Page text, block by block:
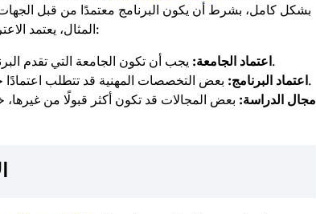
بشكل كامل، بشرط أن يكون البرنامج معتمدًا من قبل الجهات
المثال، يعتمد الاعتراف بشهادات الماجستير المهني على عدة عوامل، منها:
اعتماد الجامعة:يجب أن تكون الجامعة التي تقدم البرنامج معترف بها من قبل وزارة التعليم في الدولة.
اعتماد البرنامج:بعض التخصصات المهنية قد تتطلب اعتمادًا خاصًا من هيئات مهنية معينة لضمان الاعتراف بها.
مجال الدراسة: بعض المجالات قد تكون أكثر قبولًا من